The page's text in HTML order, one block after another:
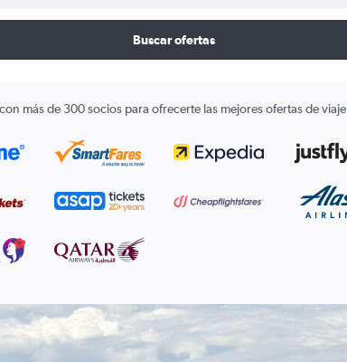
Buscar ofertas
más de 300 socios para ofrecerte las mejores ofertas de viaje